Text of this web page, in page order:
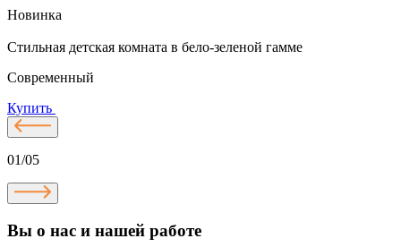
Новинка
Стильная детская комната в бело-зеленой гамме
Современный
Купить
01/05
Вы о нас и нашей работе